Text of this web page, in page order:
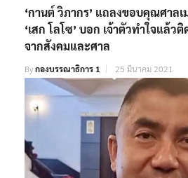
‘กานต์ วิภากร’ แถลงขอบคุณศาล
‘เสก โลโซ’ บอก เจ้าตัวทำใจแล้ว
จากสังคมและศาล
Byกองบรรณาธิการ 1 25 มีนาคม 2021